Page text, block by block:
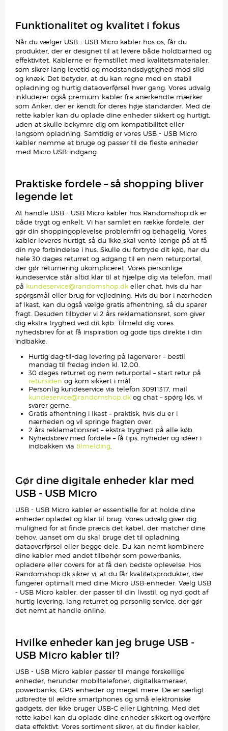
Funktionalitet og kvalitet i fokus
Når du vælger USB - USB Micro kabler hos os, får du
produkter, der er designet til at levere både holdbarhed og
effektivitet. Kablerne er fremstillet med kvalitetsmaterialer,
som sikrer lang levetid og modstandsdygtighed mod slid
og knæk. Det betyder, at du kan regne med en stabil
opladning og hurtig dataoverførsel hver gang. Vores udvalg
inkluderer også premium-kabler fra anerkendte mærker
som Anker, der er kendt for deres høje standarder. Med de
rette kabler kan du oplade dine enheder sikkert og hurtigt,
uden at skulle bekymre dig om kompatibilitet eller
langsom opladning. Samtidig er vores USB - USB Micro
kabler nemme at bruge og passer til de fleste enheder
med Micro USB-indgang.
Praktiske fordele – så shopping bliver
legende let
At handle USB - USB Micro kabler hos Randomshop.dk er
både trygt og enkelt. Vi har samlet en række fordele, der
gør din shoppingoplevelse problemfri og behagelig. Vores
kabler leveres hurtigt, så du ikke skal vente længe på at få
din nye forbindelse i hus. Skulle du fortryde dit køb, har du
hele 30 dages returret og adgang til en nem returportal,
der gør returnering ukompliceret. Vores personlige
kundeservice står altid klar til at hjælpe dig via telefon, mail
på kundeservice@randomshop.dk eller chat, hvis du har
spørgsmål eller brug for vejledning. Hvis du bor i nærheden
af Ikast, kan du også vælge gratis afhentning, så du sparer
fragt. Desuden tilbyder vi 2 års reklamationsret, som giver
dig ekstra tryghed ved dit køb. Tilmeld dig vores
nyhedsbrev for at få inspiration og gode tips direkte i din
indbakke.
Hurtig dag-til-dag levering på lagervarer – bestil
mandag til fredag inden kl. 12.00.
30 dages returret og nem returportal – start retur på
retursiden og kom sikkert i mål.
Personlig kundeservice via telefon 30911317, mail
kundeservice@randomshop.dk og chat – spørg løs, vi
svarer gerne.
Gratis afhentning i Ikast – praktisk, hvis du er i
nærheden og vil springe fragten over.
2 års reklamationsret – ekstra tryghed på alle køb.
Nyhedsbrev med fordele – få tips, nyheder og idéer i
indbakken via tilmelding
Gør dine digitale enheder klar med
USB - USB Micro
USB - USB Micro kabler er essentielle for at holde dine
enheder opladet og klar til brug. Vores udvalg giver dig
mulighed for at finde præcis det kabel, der matcher dine
behov, uanset om du skal bruge det til opladning,
dataoverførsel eller begge dele. Du kan nemt kombinere
dine kabler med andet tilbehør som powerbanks,
opladere eller covers for at få den bedste oplevelse. Hos
Randomshop.dk sikrer vi, at du får kvalitetsprodukter, der
fungerer optimalt med dine Micro USB-enheder. Vælg USB
- USB Micro kabler, der passer til din livsstil, og nyd godt af
hurtig levering, lang returret og personlig service, der gør
det nemt at handle online.
Hvilke enheder kan jeg bruge USB -
USB Micro kabler til?
USB - USB Micro kabler passer til mange forskellige
enheder, herunder mobiltelefoner, digitalkameraer,
powerbanks, GPS-enheder og meget mere. De er særligt
udbredte til ældre smartphones og små elektroniske
gadgets, der ikke bruger USB-C eller Lightning. Med det
rette kabel kan du oplade dine enheder sikkert og overføre
data effektivt. Vores sortiment sikrer, at du finder kabler,